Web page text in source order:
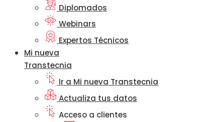
Diplomados
Webinars
Expertos Técnicos
Mi nueva
Transtecnia
Ir a Mi nueva Transtecnia
Actualiza tus datos
Acceso a clientes